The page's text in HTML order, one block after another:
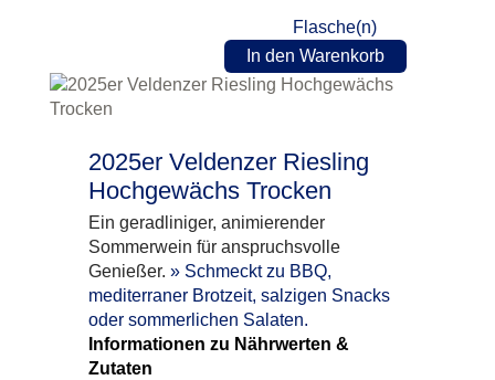
Flasche(n)
In den Warenkorb
2025er Veldenzer Riesling
Hochgewächs Trocken
Ein geradliniger, animierender
Sommerwein für anspruchsvolle
Genießer. » Schmeckt zu BBQ,
mediterraner Brotzeit, salzigen Snacks
oder sommerlichen Salaten.
Informationen zu Nährwerten &
Zutaten